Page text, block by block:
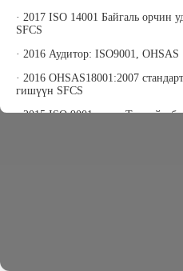
· 2017 ISO 14001 Байгаль орчин
SFCS
· 2016 Аудитор: ISO9001, OHSAS
· 2016 OHSAS18001:2007
гишүүн SFCS
· 2015 ISO 9001 төсөл Төслийн